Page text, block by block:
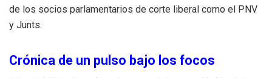
de los socios parlamentarios de corte liberal como el PNV
y Junts.
Crónica de un pulso bajo los focos